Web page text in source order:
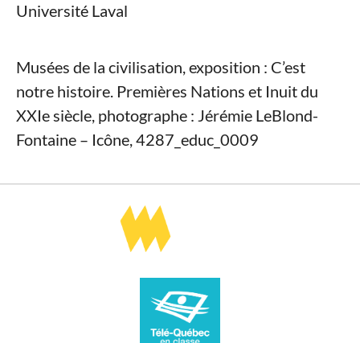
Université Laval
Musées de la civilisation, exposition : C’est
notre histoire. Premières Nations et Inuit du
XXIe siècle, photographe : Jérémie LeBlond-
Fontaine – Icône, 4287_educ_0009